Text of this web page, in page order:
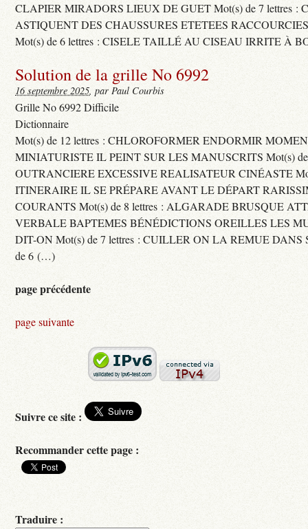
CLAPIER MIRADORS LIEUX DE GUET Mot(s) de 7 lettres :
ASTIQUENT DES CHAUSSURES ETETEES
Mot(s) de 6 lettres : CISELE TAILLÉ AU CISEAU IRRITE À
Solution de la grille No 6992
16 septembre 2025, par Paul Courbis
Grille No 6992 Difficile
Dictionnaire
Mot(s) de 12 lettres : CHLOROFORMER ENDORMIR
MINIATURISTE IL PEINT SUR LES MANUSCRITS Mot(s) de
OUTRANCIERE EXCESSIVE REALISATEUR CINÉASTE
ITINERAIRE IL SE PRÉPARE AVANT LE DÉPART
COURANTS Mot(s) de 8 lettres : ALGARADE BRUSQUE
VERBALE BAPTEMES BÉNÉDICTIONS OREILLES LES
DIT-ON Mot(s) de 7 lettres : CUILLER ON LA REMUE DANS
de 6 (…)
page précédente
page suivante
Suivre ce site :
Recommander cette page :
Traduire :